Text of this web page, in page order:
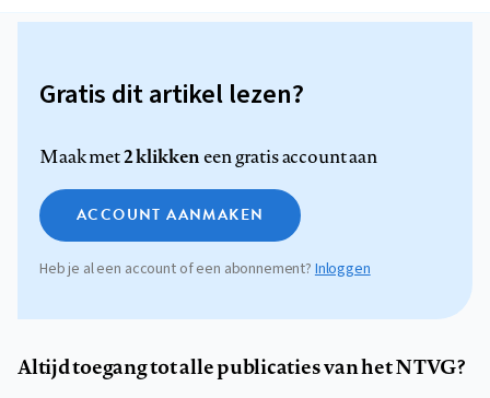
Gratis dit artikel lezen?
Maak met2 klikkeneen gratis account aan
ACCOUNT AANMAKEN
Heb je al een account of een abonnement? Inloggen
Altijd toegang tot alle publicaties van het NTVG?